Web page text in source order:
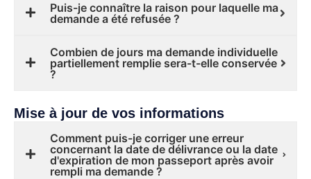
Puis-je connaître la raison pour laquelle ma
demande a été refusée ?
Combien de jours ma demande individuelle
partiellement remplie sera-t-elle conservée
?
Mise à jour de vos informations
Comment puis-je corriger une erreur
concernant la date de délivrance ou la date
d'expiration de mon passeport après avoir
rempli ma demande ?